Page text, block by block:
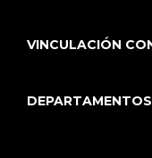
VINCULACIÓN